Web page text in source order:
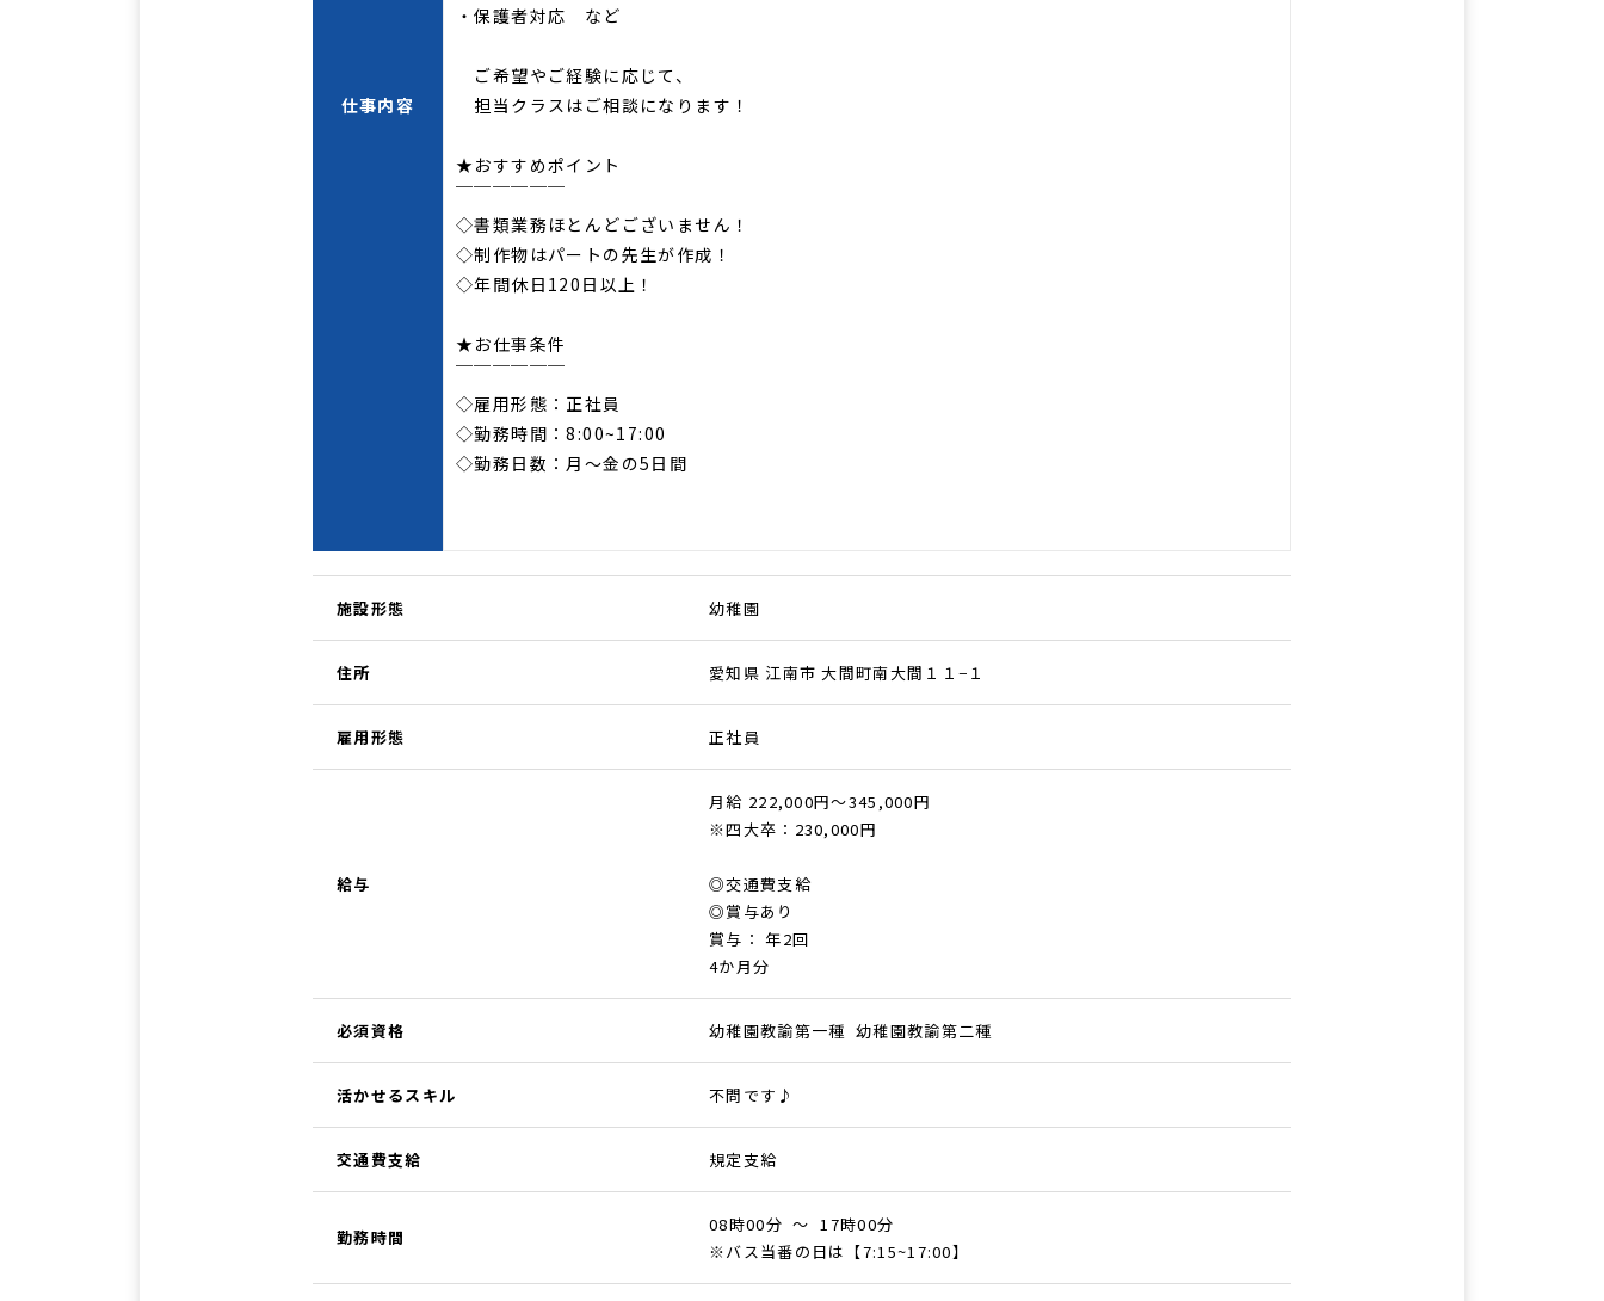
仕事内容
・保護者対応 など
ご希望やご経験に応じて、
担当クラスはご相談になります！
★おすすめポイント
￣￣￣￣￣￣
◇書類業務ほとんどございません！
◇制作物はパートの先生が作成！
◇年間休日120日以上！
★お仕事条件
￣￣￣￣￣￣
◇雇用形態：正社員
◇勤務時間：8:00~17:00
◇勤務日数：月～金の5日間
施設形態 幼稚園
住所 愛知県 江南市 大間町南大間１１−１
雇用形態 正社員
給与
月給 222,000円～345,000円
※四大卒：230,000円
◎交通費支給
◎賞与あり
賞与： 年2回
4か月分
必須資格 幼稚園教諭第一種 幼稚園教諭第二種
活かせるスキル 不問です♪
交通費支給 規定支給
勤務時間
08時00分 ～ 17時00分
※バス当番の日は【7:15~17:00】